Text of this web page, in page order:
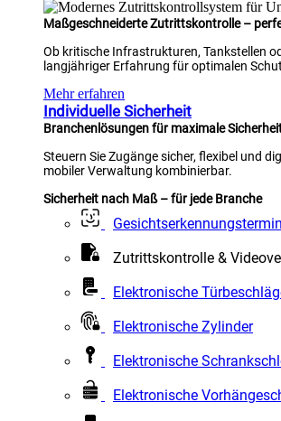
Maßgeschneiderte Zutrittskontrolle –
Ob kritische Infrastrukturen, Tankstellen
langjähriger Erfahrung für optimalen
Mehr erfahren
Individuelle Sicherheit
Branchenlösungen für maximale
Steuern Sie Zugänge sicher, flexibel und
mobiler Verwaltung kombinierbar.
Sicherheit nach Maß – für jede Branche
Zutrittskontrolle &
Elektronische
Elektronische Zylinder
Elektronische
Elektronische